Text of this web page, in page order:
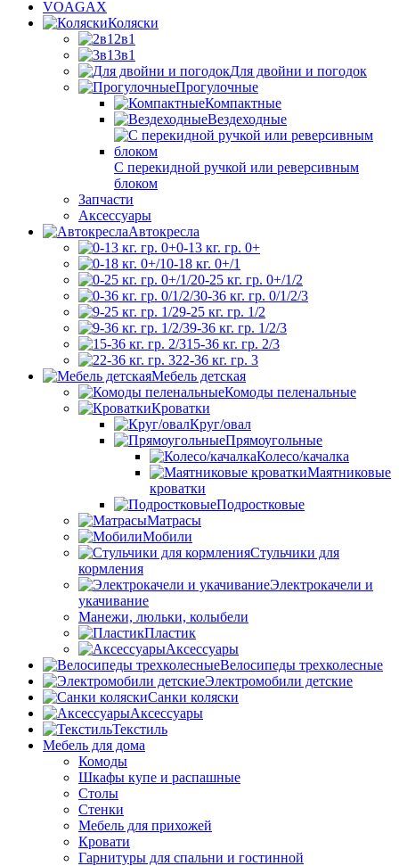
VOAGAX
Коляски
2в1
3в1
Для двойни и погодок
Прогулочные
Компактные
Вездеходные
С перекидной ручкой или реверсивным
блоком
Запчасти
Аксессуары
Автокресла
0-13 кг. гр. 0+
0-18 кг. 0+/1
0-25 кг. гр. 0+/1/2
0-36 кг. гр. 0/1/2/3
9-25 кг. гр. 1/2
9-36 кг. гр. 1/2/3
15-36 кг. гр. 2/3
22-36 кг. гр. 3
Мебель детская
Комоды пеленальные
Кроватки
Круг/овал
Прямоугольные
Колесо/качалка
Маятниковые
кроватки
Подростковые
Матрасы
Мобили
Стульчики для
кормления
Электрокачели и
укачивание
Манежи, люльки, колыбели
Пластик
Аксессуары
Велосипеды трехколесные
Электромобили детские
Санки коляски
Аксессуары
Текстиль
Мебель для дома
Комоды
Шкафы купе и распашные
Столы
Стенки
Мебель для прихожей
Кровати
Гарнитуры для спальни и гостинной